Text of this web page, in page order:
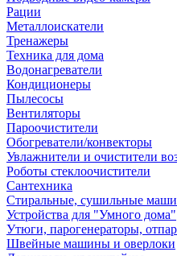
Рации
Металлоискатели
Тренажеры
Техника для дома
Водонагреватели
Кондиционеры
Пылесосы
Вентиляторы
Пароочистители
Обогреватели/конвекторы
Увлажнители и очистители
Роботы стеклоочистители
Сантехника
Стиральные, сушильные
Устройства для "Умного дома"
Утюги, парогенераторы,
Швейные машины и оверлоки